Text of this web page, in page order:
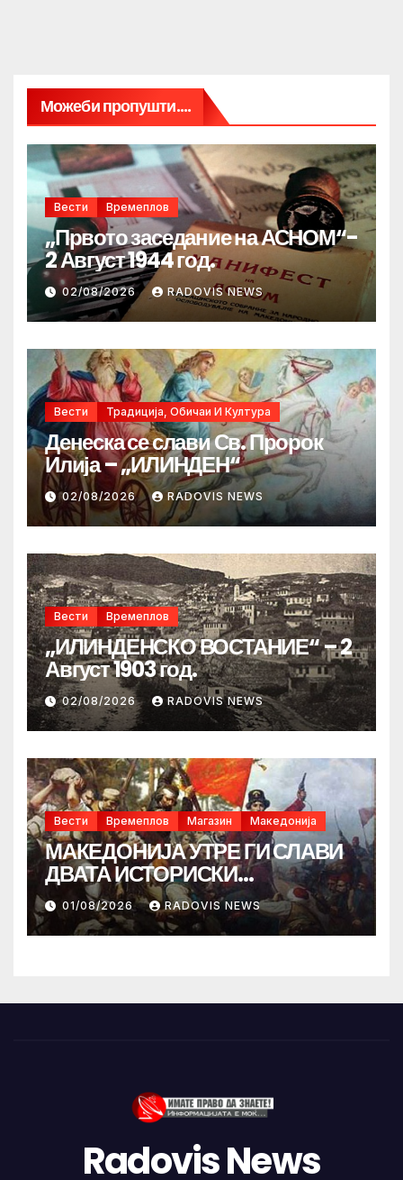
Можеби пропушти....
Вести Времеплов
„Првото заседание на АСНОМ“-
2 Август 1944 год.
02/08/2026 RADOVIS NEWS
Вести Традиција, Обичаи И Култура
Денеска се слави Св. Пророк
Илија – „ИЛИНДЕН“
02/08/2026 RADOVIS NEWS
Вести Времеплов
„ИЛИНДЕНСКО ВОСТАНИЕ“ – 2
Август 1903 год.
02/08/2026 RADOVIS NEWS
Вести Времеплов Магазин Македонија
МАКЕДОНИЈА УТРЕ ГИ СЛАВИ
ДВАТА ИСТОРИСКИ
ИЛИНДЕНА!
01/08/2026 RADOVIS NEWS
Radovis News